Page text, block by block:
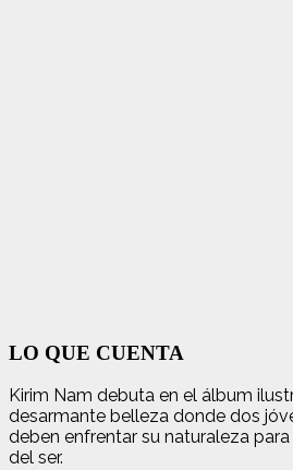
LO QUE CUENTA
Kirim Nam debuta en el álbum
desarmante belleza donde dos
deben enfrentar su naturaleza
del ser.